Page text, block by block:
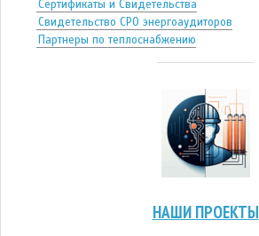
Сертификаты и Свидетельства
Свидетельство СРО энергоаудиторов
Партнеры по теплоснабжению
НАШИ ПРОЕКТЫ